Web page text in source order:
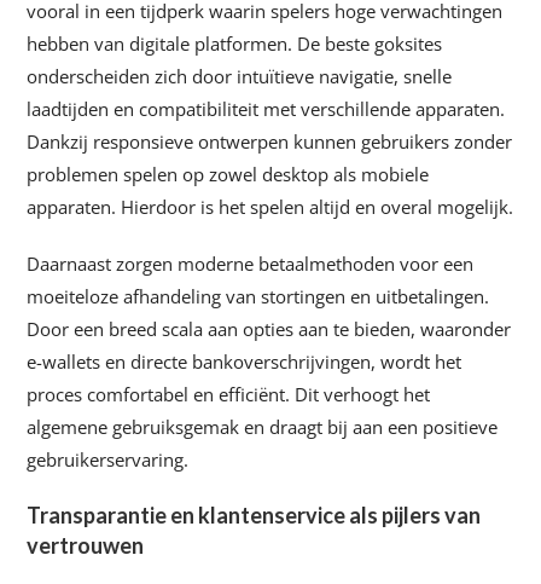
vooral in een tijdperk waarin spelers hoge verwachtingen
hebben van digitale platformen. De beste goksites
onderscheiden zich door intuïtieve navigatie, snelle
laadtijden en compatibiliteit met verschillende apparaten.
Dankzij responsieve ontwerpen kunnen gebruikers zonder
problemen spelen op zowel desktop als mobiele
apparaten. Hierdoor is het spelen altijd en overal mogelijk.
Daarnaast zorgen moderne betaalmethoden voor een
moeiteloze afhandeling van stortingen en uitbetalingen.
Door een breed scala aan opties aan te bieden, waaronder
e-wallets en directe bankoverschrijvingen, wordt het
proces comfortabel en efficiënt. Dit verhoogt het
algemene gebruiksgemak en draagt bij aan een positieve
gebruikerservaring.
Transparantie en klantenservice als pijlers van
vertrouwen